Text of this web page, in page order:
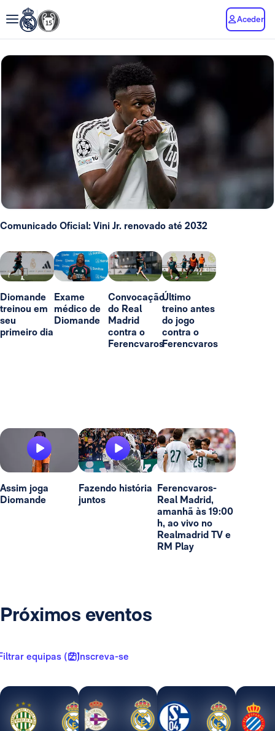
Aceder
Comunicado Oficial: Vini Jr. renovado até 2032
Diomande
treinou em
seu
primeiro dia
Exame
médico de
Diomande
Convocação
do Real
Madrid
contra o
Ferencvaros
Último
treino antes
do jogo
contra o
Ferencvaros
Assim joga
Diomande
Fazendo história
juntos
Ferencvaros-
Real Madrid,
amanhã às 19:00
h, ao vivo no
Realmadrid TV e
RM Play
Próximos eventos
equipas ( 2 )Inscreva-se